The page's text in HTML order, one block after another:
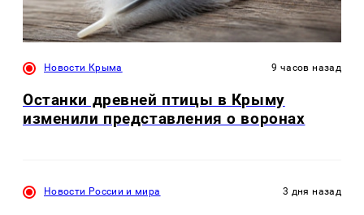
Новости Крыма 9 часов назад
Останки древней птицы в Крыму
изменили представления о воронах
Новости России и мира 3 дня назад